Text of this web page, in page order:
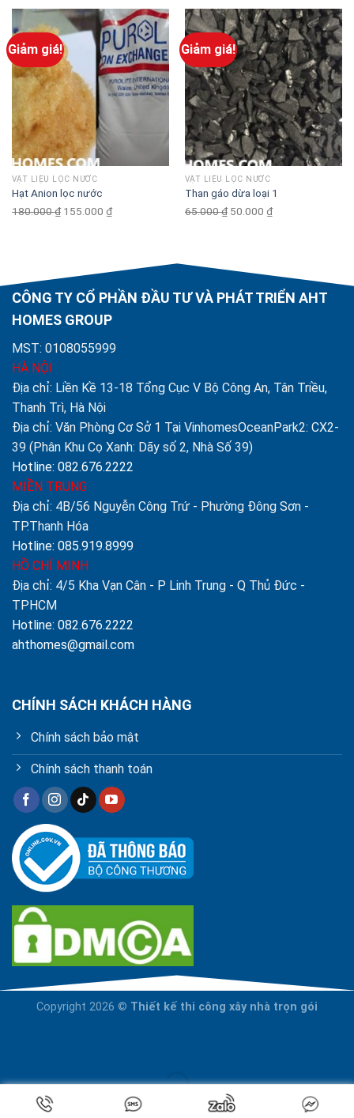
Giảm giá!
VẬT LIỆU LỌC NƯỚC
Hạt Anion lọc nước
180.000₫ Original
155.000 ₫Current
Giảm giá!
VẬT LIỆU LỌC NƯỚC
Than gáo dừa loại 1
65.000₫ Original
50.000 ₫Current
CÔNG TY CỔ PHẦN ĐẦU TƯ VÀ PHÁT TRIỂN AHT
HOMES GROUP
MST: 0108055999
HÀ NỘI
Địa chỉ: Liền Kề 13-18 Tổng Cục V Bộ Công An, Tân Triều,
Thanh Trì, Hà Nội
Địa chỉ: Văn Phòng Cơ Sở 1 Tại VinhomesOceanPark2: CX2-
39 (Phân Khu Cọ Xanh: Dãy số 2, Nhà Số 39)
Hotline: 082.676.2222
MIỀN TRUNG
Địa chỉ: 4B/56 Nguyễn Công Trứ - Phường Đông Sơn -
TP.Thanh Hóa
Hotline: 085.919.8999
HỒ CHÍ MINH
Địa chỉ: 4/5 Kha Vạn Cân - P Linh Trung - Q Thủ Đức -
TPHCM
Hotline: 082.676.2222
ahthomes@gmail.com
CHÍNH SÁCH KHÁCH HÀNG
Chính sách bảo mật
Chính sách thanh toán
Copyright 2026 © Thiết kế thi công xây nhà trọn gói